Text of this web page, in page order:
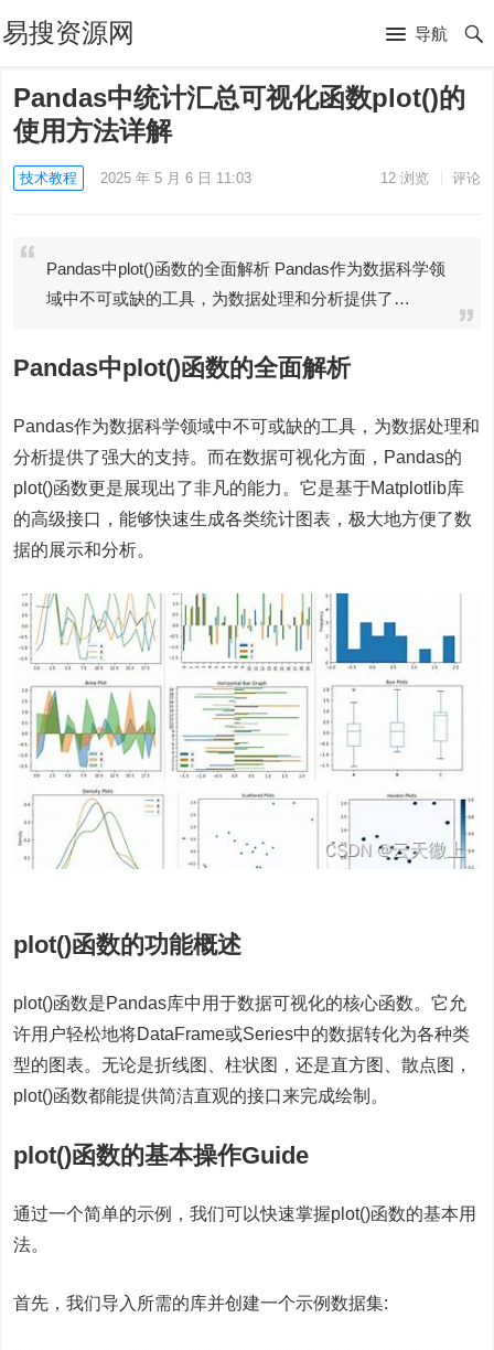
易搜资源网 导航
Pandas中统计汇总可视化函数plot()的
使用方法详解
技术教程 2025 年 5 月 6 日 11:03 12浏览 评论
Pandas中plot()函数的全面解析 Pandas作为数据科学领
域中不可或缺的工具，为数据处理和分析提供了…
Pandas中plot()函数的全面解析
Pandas作为数据科学领域中不可或缺的工具，为数据处理和
分析提供了强大的支持。而在数据可视化方面，Pandas的
plot()函数更是展现出了非凡的能力。它是基于Matplotlib库
的高级接口，能够快速生成各类统计图表，极大地方便了数
据的展示和分析。
plot()函数的功能概述
plot()函数是Pandas库中用于数据可视化的核心函数。它允
许用户轻松地将DataFrame或Series中的数据转化为各种类
型的图表。无论是折线图、柱状图，还是直方图、散点图，
plot()函数都能提供简洁直观的接口来完成绘制。
plot()函数的基本操作Guide
通过一个简单的示例，我们可以快速掌握plot()函数的基本用
法。
首先，我们导入所需的库并创建一个示例数据集: